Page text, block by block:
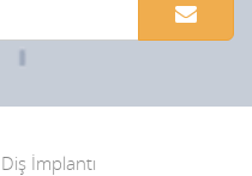
Diş İmplantı